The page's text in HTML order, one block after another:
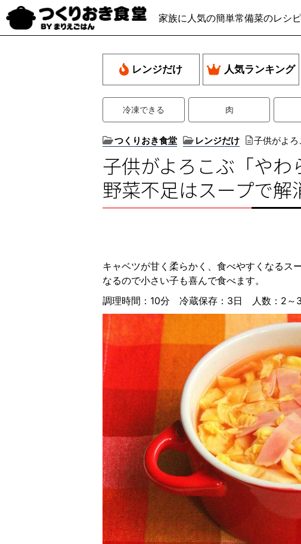
家族に人気の簡単常備菜のレシ
レンジだけ 人気ランキング
冷凍できる 肉
つくりおき食堂 レンジだけ 子供がよろ
子供がよろこぶ「やわ
野菜不足はスープで解
キャベツが甘く柔らかく、食べやすくなるス
なるので小さい子も喜んで食べます。
調理時間：10分 冷蔵保存：3日 人数：2～